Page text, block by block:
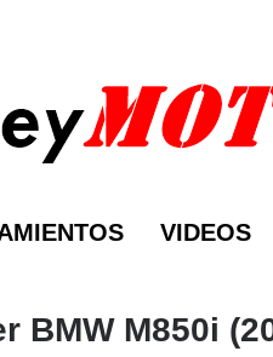
VIDEOS
BMW M850i